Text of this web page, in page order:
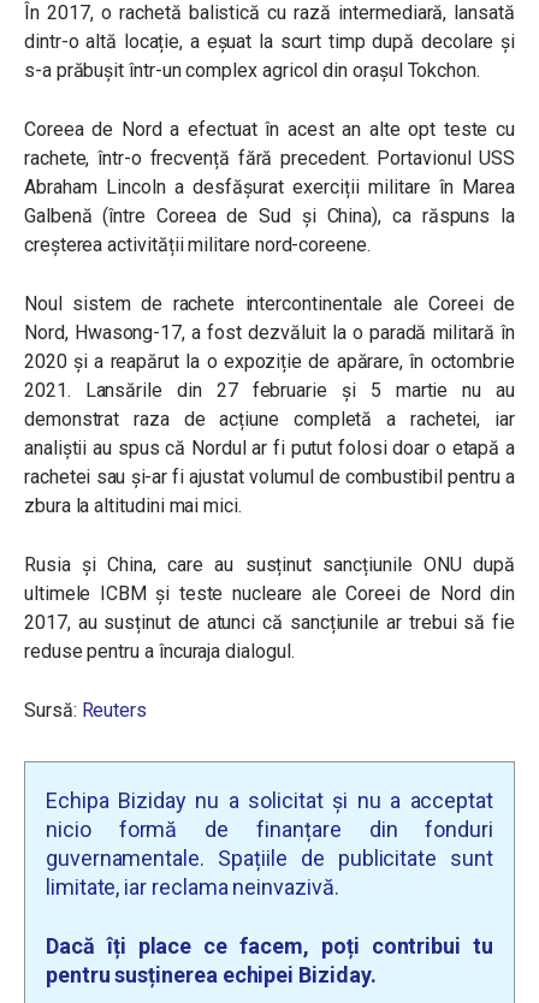
În 2017, o rachetă balistică cu rază intermediară, lansată
dintr-o altă locație, a eșuat la scurt timp după decolare și
s-a prăbușit într-un complex agricol din orașul Tokchon.
Coreea de Nord a efectuat în acest an alte opt teste cu
rachete, într-o frecvență fără precedent. Portavionul USS
Abraham Lincoln a desfășurat exerciții militare în Marea
Galbenă (între Coreea de Sud și China), ca răspuns la
creșterea activității militare nord-coreene.
Noul sistem de rachete intercontinentale ale Coreei de
Nord, Hwasong-17, a fost dezvăluit la o paradă militară în
2020 și a reapărut la o expoziție de apărare, în octombrie
2021. Lansările din 27 februarie și 5 martie nu au
demonstrat raza de acțiune completă a rachetei, iar
analiștii au spus că Nordul ar fi putut folosi doar o etapă a
rachetei sau și-ar fi ajustat volumul de combustibil pentru a
zbura la altitudini mai mici.
Rusia și China, care au susținut sancțiunile ONU după
ultimele ICBM și teste nucleare ale Coreei de Nord din
2017, au susținut de atunci că sancțiunile ar trebui să fie
reduse pentru a încuraja dialogul.
Sursă: Reuters
Echipa Biziday nu a solicitat și nu a acceptat
nicio formă de finanțare din fonduri
guvernamentale. Spațiile de publicitate sunt
limitate, iar reclama neinvazivă.
Dacă îți place ce facem, poți contribui tu
pentru susținerea echipei Biziday.